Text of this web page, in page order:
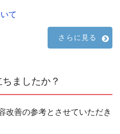
て
さらに見る
ましたか？
改善の参考とさせていただき